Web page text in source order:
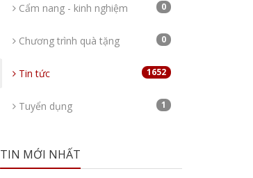
Cẩm nang - kinh nghiệm 0
Chương trình quà tặng 0
Tin tức 1652
Tuyển dụng 1
TIN MỚI NHẤT